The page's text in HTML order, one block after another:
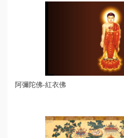
阿彌陀佛-紅衣佛